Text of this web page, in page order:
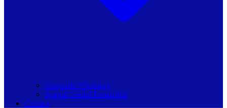
Grupurile Whatsapp
Spațiul Ghidul Primăriilor
Contact